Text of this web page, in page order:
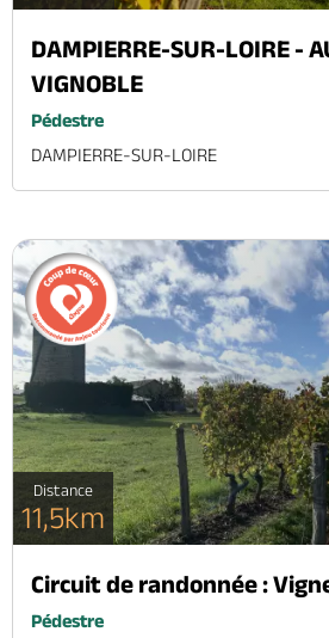
DAMPIERRE-SUR-LOIRE -
VIGNOBLE
Pédestre
DAMPIERRE-SUR-LOIRE
Distance
11,5km
Circuit de randonnée :
Pédestre